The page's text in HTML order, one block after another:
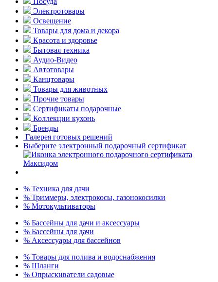
Электротовары
Освещение
Товары для дома и декора
Красота и здоровье
Бытовая техника
Аудио-Видео
Автотовары
Канцтовары
Товары для животных
Прочие товары
Сертификаты подарочные
Коллекции кухонь
Бренды
Галерея готовых решений
Выберите электронный подарочный сертификат
% Техника для дачи
% Триммеры, электрокосы, газонокосилки
% Мотокультиваторы
% Бассейны для дачи и аксессуары
% Бассейны для дачи
% Аксессуары для бассейнов
% Товары для полива и водоснабжения
% Шланги
% Опрыскиватели садовые